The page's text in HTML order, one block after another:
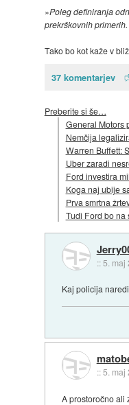
»Poleg definiranja
prekrškovnih
Tako bo kot kaže v
37 komentarjev
Preberite si še…
General Motors
Nemčija
Warren Buffett:
Uber zaradi
Ford investira
Koga naj ubije
Prva smrtna
Tudi Ford bo na
:: 5. maj
Kaj policija
::5. maj
A prostoročno ali